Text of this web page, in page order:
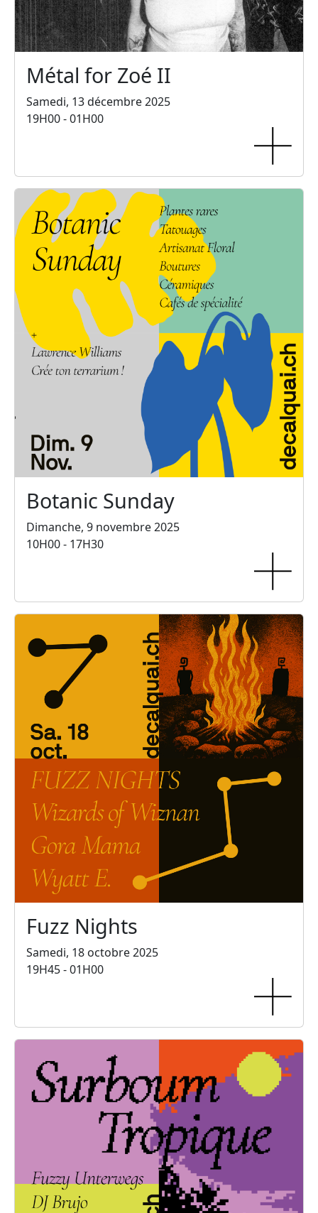
Métal for Zoé II
Samedi, 13 décembre 2025
19H00 - 01H00
Botanic Sunday
Dimanche, 9 novembre 2025
10H00 - 17H30
Fuzz Nights
Samedi, 18 octobre 2025
19H45 - 01H00